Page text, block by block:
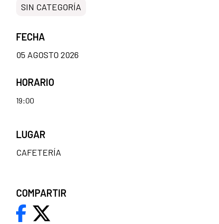
SIN CATEGORÍA
FECHA
05 AGOSTO 2026
HORARIO
19:00
LUGAR
CAFETERÍA
COMPARTIR